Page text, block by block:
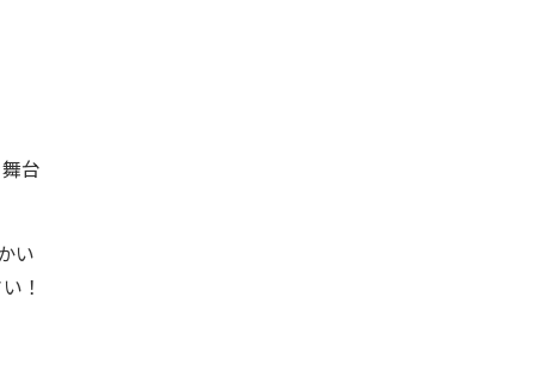
台
い
！